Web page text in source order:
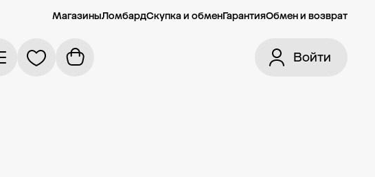
МагазиныЛомбардСкупка и обменГарантияОбмен и возврат
Войти